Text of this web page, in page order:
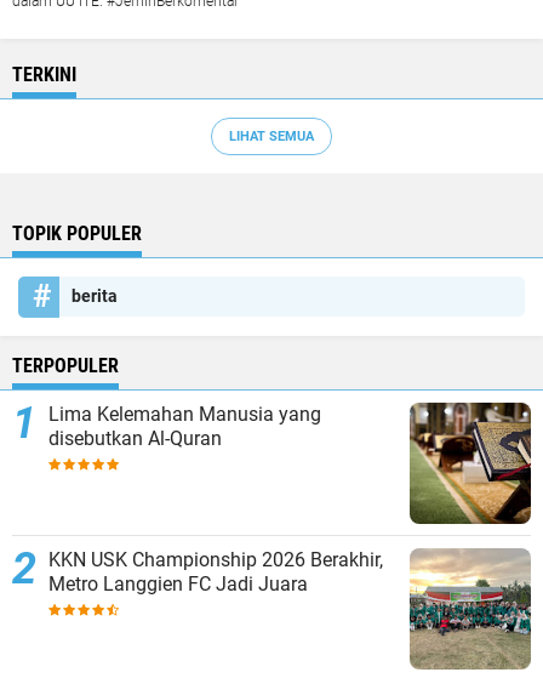
TERKINI
LIHAT SEMUA
TOPIK POPULER
berita
TERPOPULER
Lima Kelemahan Manusia yang
disebutkan Al-Quran
KKN USK Championship 2026 Berakhir,
Metro Langgien FC Jadi Juara